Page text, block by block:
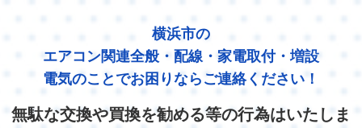
横浜市の
エアコン関連全般・配線・家電取付・増設
電気のことでお困りならご連絡ください！
無駄な交換や買換を勧める等の行為はいたしま